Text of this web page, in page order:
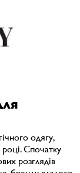
одягу,
Спочатку
розглядів